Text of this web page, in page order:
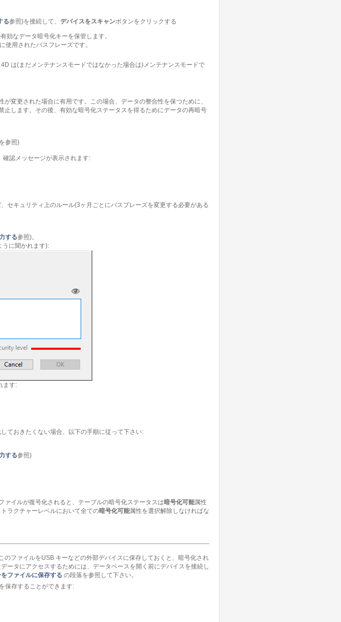
る参照)を接続して、 デバイスをスキャンボタンをクリックする
効なデータ暗号化キーを保管します。
使用されたパスフレーズです。
は(まだメンテナンスモードではなかった場合は)メンテナンスモードで
が変更された場合に有用です。この場合、データの整合性を保つために、
します。その後、有効な暗号化ステータスを得るためにデータの再暗号
を参照)
認メッセージが表示されます:
セキュリティ上のルール(3ヶ月ごとにパスプレーズを変更する必要がある
する参照)。
うに聞かれます):
ます:
ておきたくない場合、以下の手順に従って下さい:
する参照)
ァイルが復号化されると、テーブルの暗号化ステータスは暗号化可能属性
ラクチャーレベルにおいて全ての暗号化可能属性を選択解除しなければな
ファイルをUSB キーなどの外部デバイスに保存しておくと、暗号化され
ータにアクセスするためには、データベースを開く前にデバイスを接続し
ファイルに保存する の段落を参照して下さい。
保存することができます: